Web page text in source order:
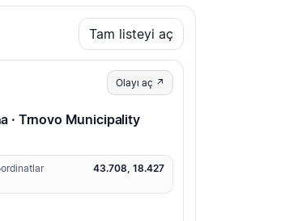
Tam listeyi aç
Olayı aç ↗
· Trnovo Municipality
43.708, 18.427